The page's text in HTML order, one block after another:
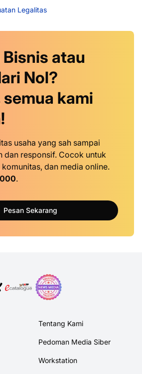
Legalitas
atau
Nol?
semua kami
usaha yang sah sampai
dan responsif. Cocok untuk
dan media online.
.
Pesan Sekarang
Tentang Kami
Pedoman Media Siber
Workstation